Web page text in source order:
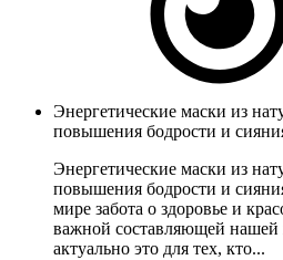
Энергетические маски из
повышения бодрости и
Энергетические маски из
повышения бодрости и
мире забота о здоровье и
важной составляющей
актуально это для тех, кто...